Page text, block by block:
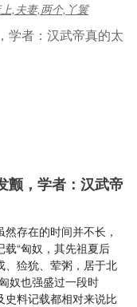
,夫妻,两个,丫鬟
颤，学者：汉武帝
存在的时间并不长，
“匈奴，其先祖夏后
、猃狁、荤粥，居于北
奴也强盛过一段时
史料记载都相对来说比